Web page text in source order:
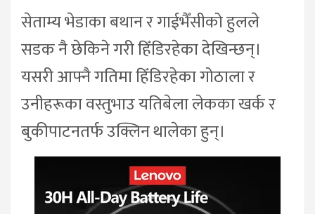
सेताम्य भेडाका बथान र गाईभैँसीको हुलले
सडक नै छेकिने गरी हिँडिरहेका देखिन्छन्।
यसरी आफ्नै गतिमा हिँडिरहेका गोठाला र
उनीहरूका वस्तुभाउ यतिबेला लेकका खर्क र
बुकीपाटनतर्फ उक्लिन थालेका हुन्।